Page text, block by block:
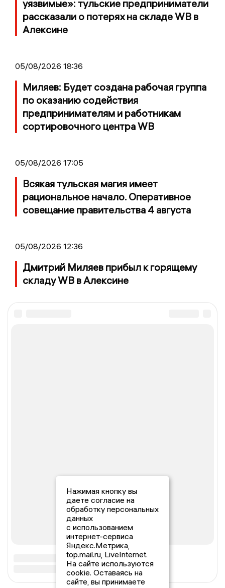
уязвимые»: тульские предприниматели
рассказали о потерях на складе WB в
Алексине
05/08/2026 18:36
Миляев: Будет создана рабочая группа
по оказанию содействия
предпринимателям и работникам
сортировочного центра WB
05/08/2026 17:05
Всякая тульская магия имеет
рациональное начало. Оперативное
совещание правительства 4 августа
05/08/2026 12:36
Дмитрий Миляев прибыл к горящему
складу WB в Алексине
Нажимая кнопку вы
даете согласие на
обработку персональных
данных
с использованием
интернет-сервиса
Яндекс.Метрика,
top.mail.ru, LiveInternet.
На сайте используются
cookie. Оставаясь на
сайте, вы принимаете